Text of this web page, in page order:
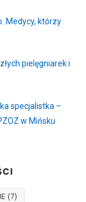
Medycy, którzy
pielęgniarek i
specjalistka –
w Mińsku
(7)